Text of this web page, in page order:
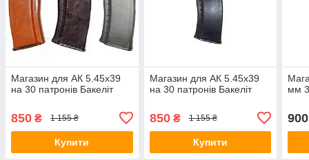
Магазин для АК 5.45х39
на 30 патронів Бакеліт
850 ₴ 1 155 ₴
Купити
Магазин для АК 5.45х39
на 30 патронів Бакеліт
850₴ 1 155 ₴
Купити
мм
900